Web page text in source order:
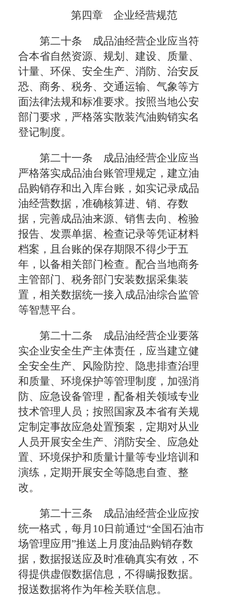
第四章 企业经营规范
第二十条 成品油经营企业应当符
合本省自然资源、规划、建设、质量、
计量、环保、安全生产、消防、治安反
恐、商务、税务、交通运输、气象等方
面法律法规和标准要求。按照当地公安
部门要求，严格落实散装汽油购销实名
登记制度。
第二十一条 成品油经营企业应当
严格落实成品油台账管理规定，建立油
品购销存和出入库台账，如实记录成品
油经营数据，准确核算进、销、存数
据，完善成品油来源、销售去向、检验
报告、发票单据、检查记录等凭证材料
档案，且台账的保存期限不得少于五
年，以备相关部门检查。配合当地商务
主管部门、税务部门安装数据采集装
置，相关数据统一接入成品油综合监管
等智慧平台。
第二十二条 成品油经营企业要落
实企业安全生产主体责任，应当建立健
全安全生产、风险防控、隐患排查治理
和质量、环境保护等管理制度，加强消
防、应急设备管理，配备相关领域专业
技术管理人员；按照国家及本省有关规
定制定事故应急处置预案，定期对从业
人员开展安全生产、消防安全、应急处
置、环境保护和质量计量等专业培训和
演练，定期开展安全等隐患自查、整
改。
第二十三条 成品油经营企业应按
统一格式，每月10日前通过“全国石油市
场管理应用”推送上月度油品购销存数
据，数据报送应及时准确真实有效，不
得提供虚假数据信息，不得瞒报数据。
报送数据将作为年检关联信息。